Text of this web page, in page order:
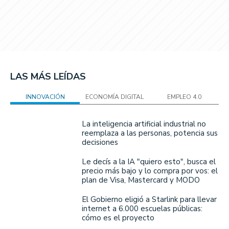
LAS MÁS LEÍDAS
INNOVACIÓN ECONOMÍA DIGITAL EMPLEO 4.0
La inteligencia artificial industrial no
reemplaza a las personas, potencia sus
decisiones
Le decís a la IA "quiero esto", busca el
precio más bajo y lo compra por vos: el
plan de Visa, Mastercard y MODO
El Gobierno eligió a Starlink para llevar
internet a 6.000 escuelas públicas:
cómo es el proyecto